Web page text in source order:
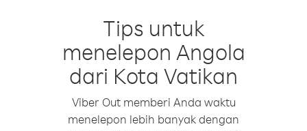
Tips untuk
menelepon Angola
dari Kota Vatikan
Viber Out memberi Anda waktu
menelepon lebih banyak dengan